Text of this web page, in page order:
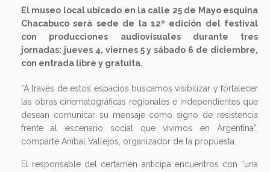
El museo local ubicado en la calle 25 de Mayo esquina
Chacabuco será sede de la 12º edición del festival
con producciones audiovisuales durante tres
jornadas: jueves 4, viernes 5 y sábado 6 de diciembre,
con entrada libre y gratuita.
“A través de estos espacios buscamos visibilizar y fortalecer
las obras cinematográficas regionales e independientes que
desean comunicar su mensaje como signo de resistencia
frente al escenario social que vivimos en Argentina”,
comparte Aníbal Vallejos, organizador de la propuesta.
El responsable del certamen anticipa encuentros con “una